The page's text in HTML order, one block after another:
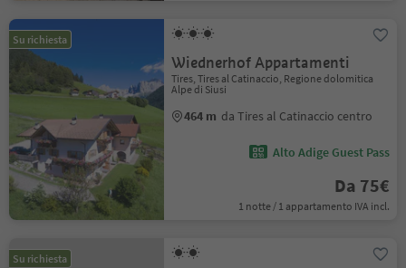
Su richiesta
Wiednerhof Appartamenti
Tires, Tires al Catinaccio, Regione dolomitica
Alpe di Siusi
464 m da Tires al Catinaccio centro
Alto Adige Guest Pass
Da 75€
1 notte / 1 appartamento IVA incl.
Su richiesta